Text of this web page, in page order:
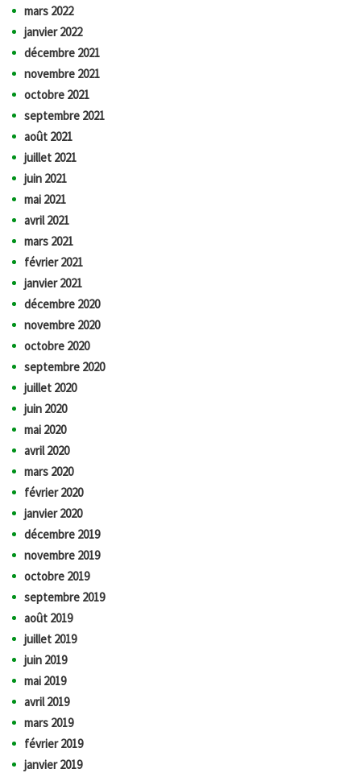
mars 2022
janvier 2022
décembre 2021
novembre 2021
octobre 2021
septembre 2021
août 2021
juillet 2021
juin 2021
mai 2021
avril 2021
mars 2021
février 2021
janvier 2021
décembre 2020
novembre 2020
octobre 2020
septembre 2020
juillet 2020
juin 2020
mai 2020
avril 2020
mars 2020
février 2020
janvier 2020
décembre 2019
novembre 2019
octobre 2019
septembre 2019
août 2019
juillet 2019
juin 2019
mai 2019
avril 2019
mars 2019
février 2019
janvier 2019